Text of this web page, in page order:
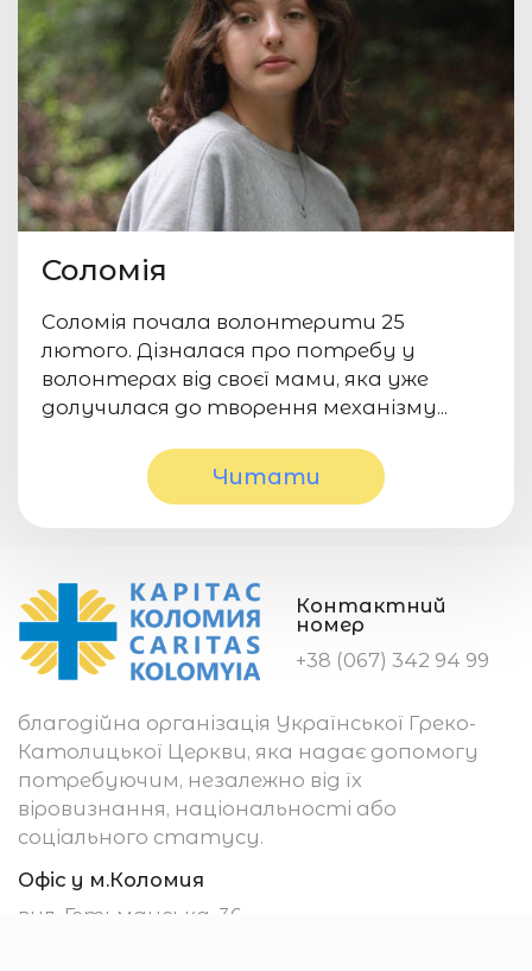
Соломія
Соломія почала волонтерити 25
лютого. Дізналася про потребу у
волонтерах від своєї мами, яка уже
долучилася до творення механізму...
Читати
Контактний
номер
+38 (067) 342 94 99
благодійна організація Української Греко-
Католицької Церкви, яка надає допомогу
потребуючим, незалежно від їх
віровизнання, національності або
соціального статусу.
Офіс у м.Коломия
вул. Гетьманська, 36